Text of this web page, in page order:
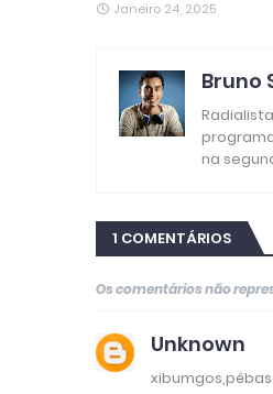
Janeiro 24, 2025
Bruno
na
1 COMENTÁRIOS
Os comentários não
Unknown